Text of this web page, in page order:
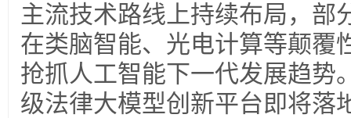
主流技术路线上持续布局，部
在类脑智能、光电计算等颠覆
抢抓人工智能下一代发展趋势
级法律大模型创新平台即将落